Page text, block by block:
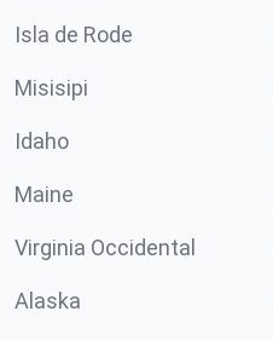
Isla de Rode
Misisipi
Idaho
Maine
Virginia Occidental
Alaska